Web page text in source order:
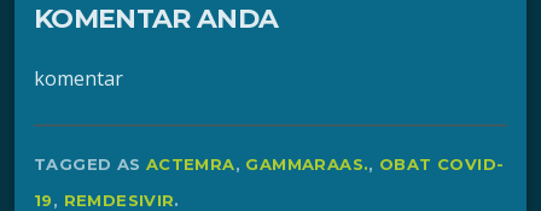
KOMENTAR ANDA
komentar
TAGGED AS ACTEMRA, GAMMARAAS., OBAT COVID-
19, REMDESIVIR.